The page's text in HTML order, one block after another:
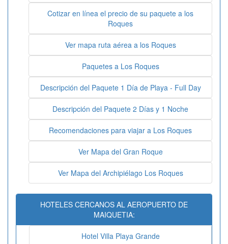
Cotizar en línea el precio de su paquete a los
Roques
Ver mapa ruta aérea a los Roques
Paquetes a Los Roques
Descripción del Paquete 1 Día de Playa - Full Day
Descripción del Paquete 2 Días y 1 Noche
Recomendaciones para viajar a Los Roques
Ver Mapa del Gran Roque
Ver Mapa del Archipiélago Los Roques
HOTELES CERCANOS AL AEROPUERTO DE
MAIQUETIA:
Hotel Villa Playa Grande